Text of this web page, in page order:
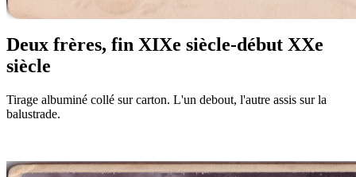
Deux frères, fin XIXe siècle-début XXe
siècle
Tirage albuminé collé sur carton. L'un debout, l'autre assis sur la
balustrade.